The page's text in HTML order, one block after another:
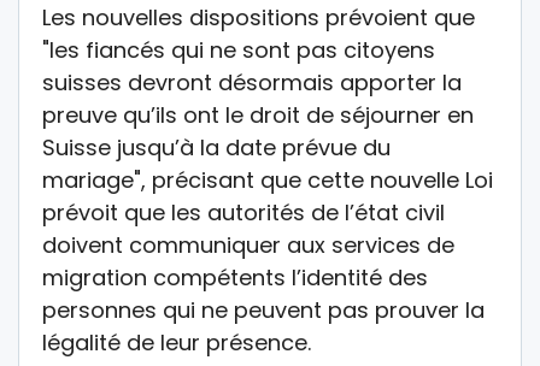
Les nouvelles dispositions prévoient que
"les fiancés qui ne sont pas citoyens
suisses devront désormais apporter la
preuve qu’ils ont le droit de séjourner en
Suisse jusqu’à la date prévue du
mariage", précisant que cette nouvelle Loi
prévoit que les autorités de l’état civil
doivent communiquer aux services de
migration compétents l’identité des
personnes qui ne peuvent pas prouver la
légalité de leur présence.